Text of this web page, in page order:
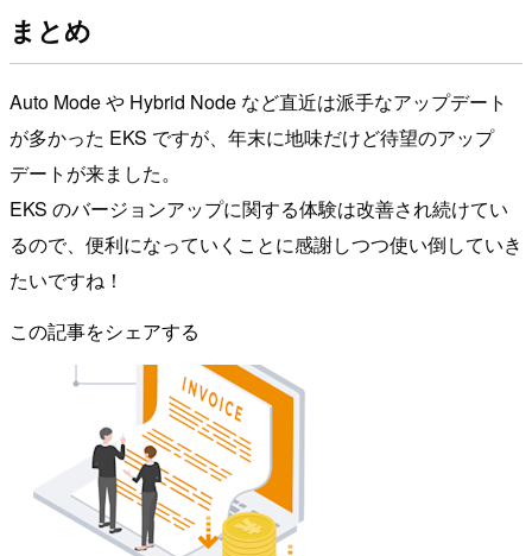
まとめ
Auto Mode や Hybrid Node など直近は派手なアップデート
が多かった EKS ですが、年末に地味だけど待望のアップ
デートが来ました。
EKS のバージョンアップに関する体験は改善され続けてい
るので、便利になっていくことに感謝しつつ使い倒していき
たいですね！
この記事をシェアする